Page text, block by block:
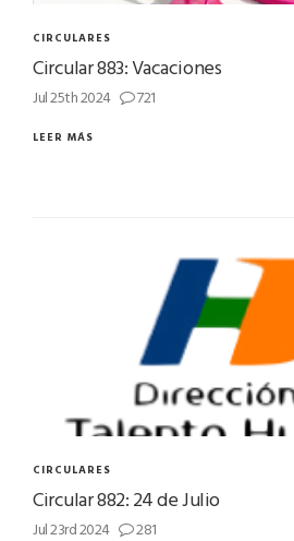
CIRCULARES
Circular 883: Vacaciones
Jul 25th 2024 721
LEER MÁS
CIRCULARES
Circular 882: 24 de Julio
Jul 23rd 2024 281